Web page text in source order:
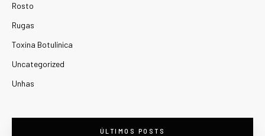
Rosto
Rugas
Toxina Botulínica
Uncategorized
Unhas
ÚLTIMOS POSTS